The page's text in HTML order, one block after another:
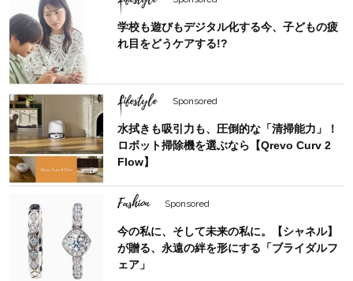
学校も遊びもデジタル化する今、子どもの疲
れ目をどうケアする!?
Lifestyle Sponsored
水拭きも吸引力も、圧倒的な「清掃能力」！
ロボット掃除機を選ぶなら【Qrevo Curv 2
Flow】
Fashion Sponsored
今の私に、そして未来の私に。【シャネル】
が贈る、永遠の絆を形にする「ブライダルフ
ェア」